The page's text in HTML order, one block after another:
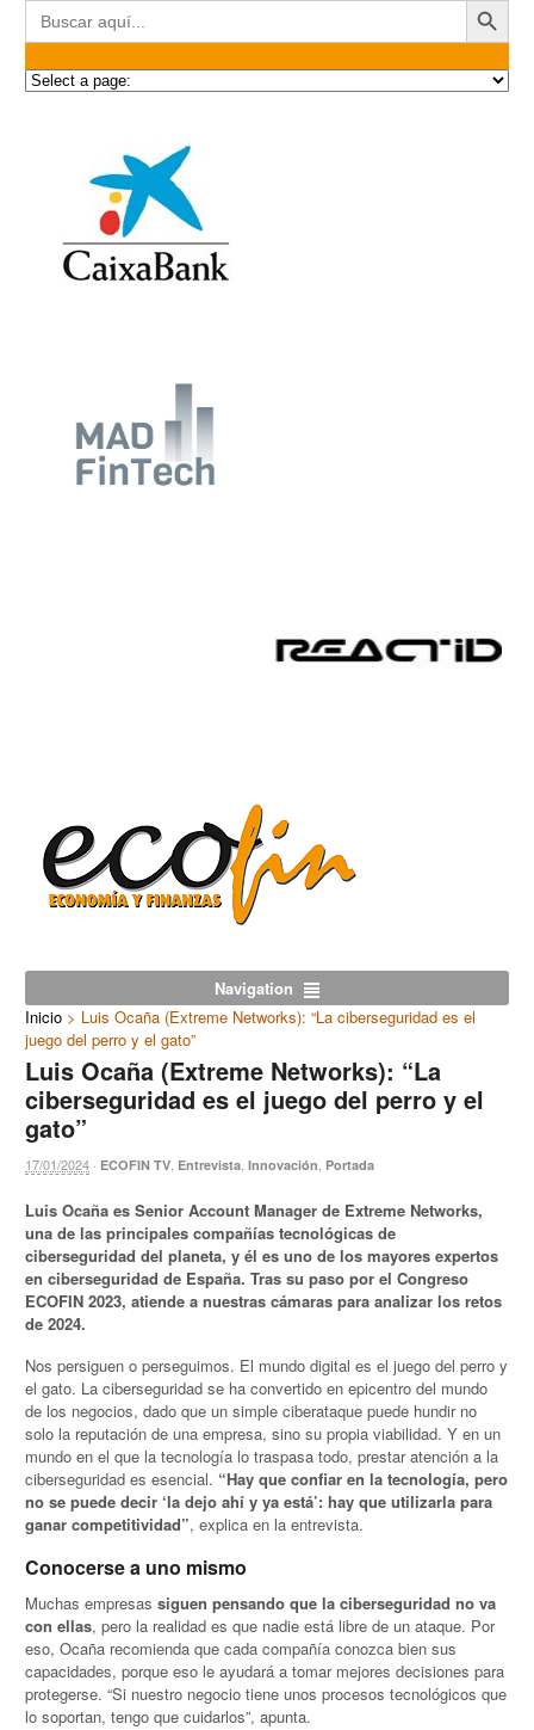
Buscar:
Navigation
Inicio > Luis Ocaña (Extreme Networks): “La ciberseguridad es el
juego del perro y el gato”
Luis Ocaña (Extreme Networks): “La
ciberseguridad es el juego del perro y el
gato”
17/01/2024 · ECOFIN TV, Entrevista,Innovación, Portada
Luis Ocaña es Senior Account Manager de Extreme Networks,
una de las principales compañías tecnológicas de
ciberseguridad del planeta, y él es uno de los mayores expertos
en ciberseguridad de España. Tras su paso por el Congreso
ECOFIN 2023, atiende a nuestras cámaras para analizar los retos
de 2024.
Nos persiguen o perseguimos. El mundo digital es el juego del perro y
el gato. La ciberseguridad se ha convertido en epicentro del mundo
de los negocios, dado que un simple ciberataque puede hundir no
solo la reputación de una empresa, sino su propia viabilidad. Y en un
mundo en el que la tecnología lo traspasa todo, prestar atención a la
ciberseguridad es esencial. “Hay que confiar en la tecnología, pero
no se puede decir ‘la dejo ahí y ya está’: hay que utilizarla para
ganar competitividad”, explica en la entrevista.
Conocerse a uno mismo
Muchas empresassiguen pensando que la ciberseguridad no va
con ellas, pero la realidad es que nadie está libre de un ataque. Por
eso, Ocaña recomienda que cada compañía conozca bien sus
capacidades, porque eso le ayudará a tomar mejores decisiones para
protegerse. “Si nuestro negocio tiene unos procesos tecnológicos que
lo soportan, tengo que cuidarlos”, apunta.